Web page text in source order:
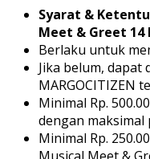
Syarat &
Meet & Greet 14
Berlaku untuk
Jika belum,
MARGOCITIZEN
Minimal Rp.
dengan
Minimal Rp.